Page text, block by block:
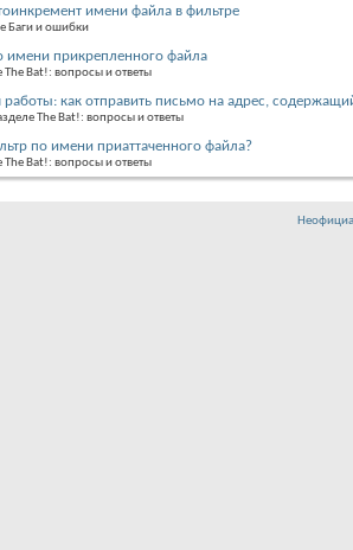
имени файла в фильтре
Баги и ошибки
имени прикрепленного файла
The Bat!: вопросы и ответы
работы: как отправить письмо на адрес,
The Bat!: вопросы и ответы
по имени приаттаченного файла?
The Bat!: вопросы и ответы